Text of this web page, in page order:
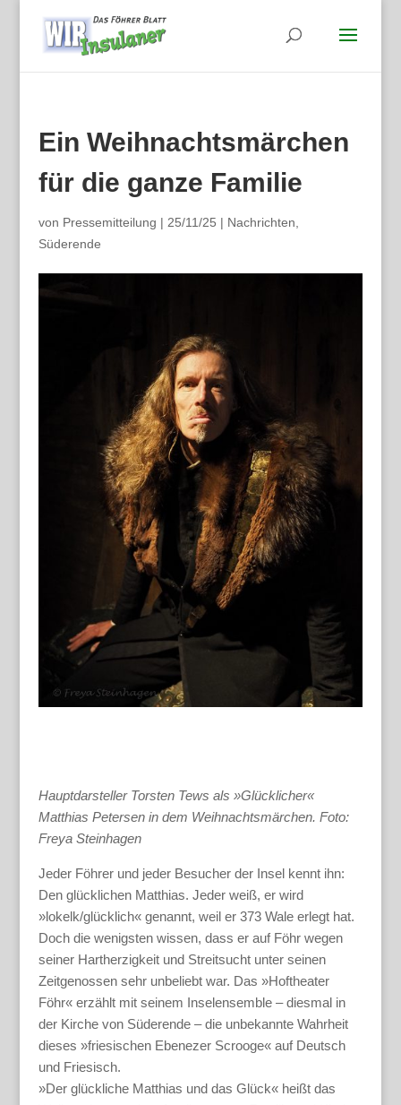
Ein Weihnachtsmärchen
für die ganze Familie
von Pressemitteilung | 25/11/25 | Nachrichten
Süderende
Hauptdarsteller Torsten Tews als »Glücklicher«
Matthias Petersen in dem Weihnachtsmärchen. Foto:
Freya Steinhagen
Jeder Föhrer und jeder Besucher der Insel kennt ihn:
Den glücklichen Matthias. Jeder weiß, er wird
»lokelk/glücklich« genannt, weil er 373 Wale erlegt hat.
Doch die wenigsten wissen, dass er auf Föhr wegen
seiner Hartherzigkeit und Streitsucht unter seinen
Zeitgenossen sehr unbeliebt war. Das »Hoftheater
Föhr« erzählt mit seinem Inselensemble – diesmal in
der Kirche von Süderende – die unbekannte Wahrheit
dieses »friesischen Ebenezer Scrooge« auf Deutsch
und Friesisch.
»Der glückliche Matthias und das Glück« heißt das